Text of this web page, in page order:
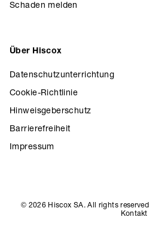
Schaden melden
Über Hiscox
Datenschutzunterrichtung
Cookie-Richtlinie
Hinweisgeberschutz
Barrierefreiheit
Impressum
© 2026 Hiscox SA. All rights
Kontakt